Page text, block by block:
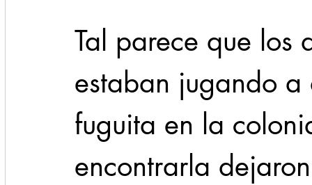
SeguridadTal parece que
estaban jugando
fuguita en la
encontrarla